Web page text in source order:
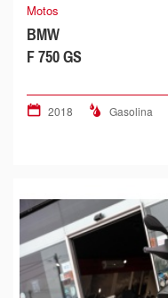
Motos
BMW
F 750 GS
2018 Gasolina